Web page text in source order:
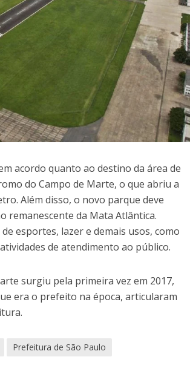
acordo quanto ao destino da área de
do Campo de Marte, o que abriu a
Além disso, o novo parque deve
remanescente da Mata Atlântica.
esportes, lazer e demais usos, como
de atendimento ao público.
surgiu pela primeira vez em 2017,
era o prefeito na época, articularam
Prefeitura de São Paulo